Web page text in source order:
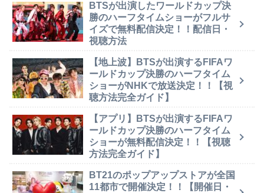
BTSが出演したワールドカップ決
勝のハーフタイムショーがフルサ
イズで無料配信決定！！配信日・
視聴方法
【地上波】BTSが出演するFIFAワ
ールドカップ決勝のハーフタイム
ショーがNHKで放送決定！！【視
聴方法完全ガイド】
【アプリ】BTSが出演するFIFAワ
ールドカップ決勝のハーフタイム
ショーが無料配信決定！！【視聴
方法完全ガイド】
BT21のポップアップストアが全国
11都市で開催決定！！【開催日・